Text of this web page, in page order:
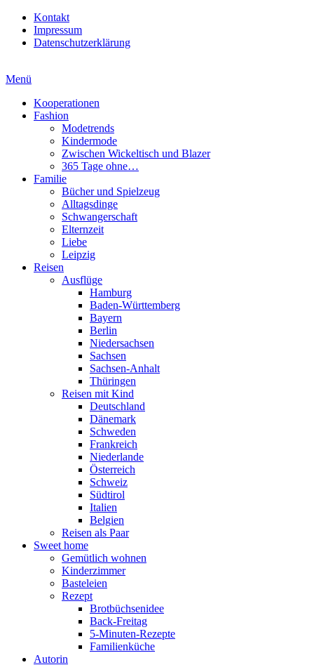
Kontakt
Impressum
Datenschutzerklärung
Menü
Kooperationen
Fashion
Modetrends
Kindermode
Zwischen Wickeltisch und Blazer
365 Tage ohne…
Familie
Bücher und Spielzeug
Alltagsdinge
Schwangerschaft
Elternzeit
Liebe
Leipzig
Reisen
Ausflüge
Hamburg
Baden-Württemberg
Bayern
Berlin
Niedersachsen
Sachsen
Sachsen-Anhalt
Thüringen
Reisen mit Kind
Deutschland
Dänemark
Schweden
Frankreich
Niederlande
Österreich
Schweiz
Südtirol
Italien
Belgien
Reisen als Paar
Sweet home
Gemütlich wohnen
Kinderzimmer
Basteleien
Rezept
Brotbüchsenidee
Back-Freitag
5-Minuten-Rezepte
Familienküche
Autorin